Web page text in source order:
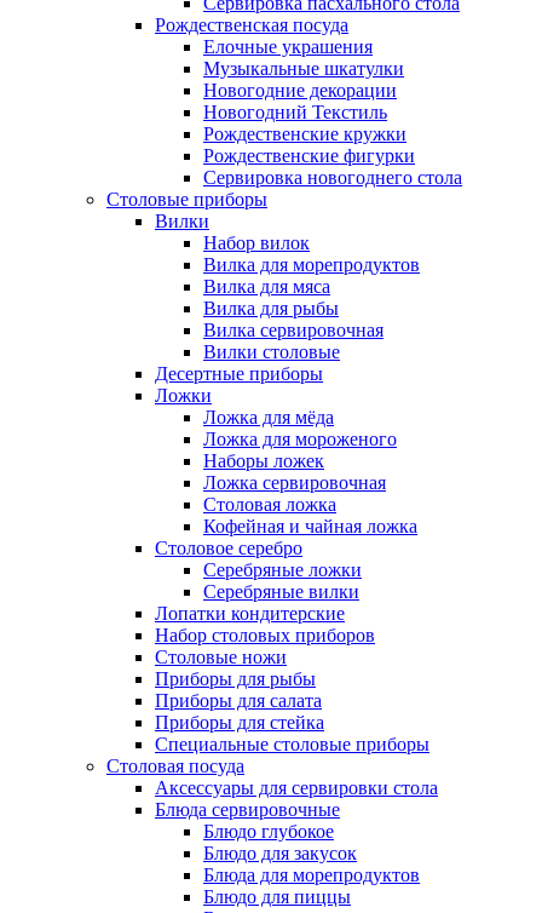
Рождественская посуда
Елочные украшения
Музыкальные шкатулки
Новогодние декорации
Новогодний Текстиль
Рождественские кружки
Рождественские фигурки
Сервировка новогоднего стола
Столовые приборы
Вилки
Набор вилок
Вилка для морепродуктов
Вилка для мяса
Вилка для рыбы
Вилка сервировочная
Вилки столовые
Десертные приборы
Ложки
Ложка для мёда
Ложка для мороженого
Наборы ложек
Ложка сервировочная
Столовая ложка
Кофейная и чайная ложка
Столовое серебро
Серебряные ложки
Серебряные вилки
Лопатки кондитерские
Набор столовых приборов
Столовые ножи
Приборы для рыбы
Приборы для салата
Приборы для стейка
Специальные столовые приборы
Столовая посуда
Аксессуары для сервировки стола
Блюда сервировочные
Блюдо глубокое
Блюдо для закусок
Блюда для морепродуктов
Блюдо для пиццы